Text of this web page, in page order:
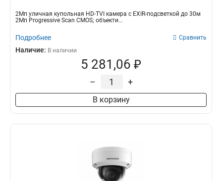
2Мп уличная купольная HD-TVI камера с EXIR-подсветкой до 30м
2Мп Progressive Scan CMOS; объекти...
Подробнее Сравнить
Наличие: В наличии
5 281,06 ₽
– +
В корзину